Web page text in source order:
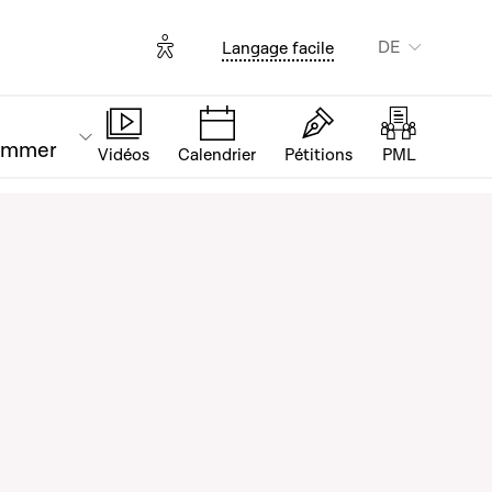
Options d'accessibilité
Langage facile DE
Vidéos Calendrier Pétitions PML